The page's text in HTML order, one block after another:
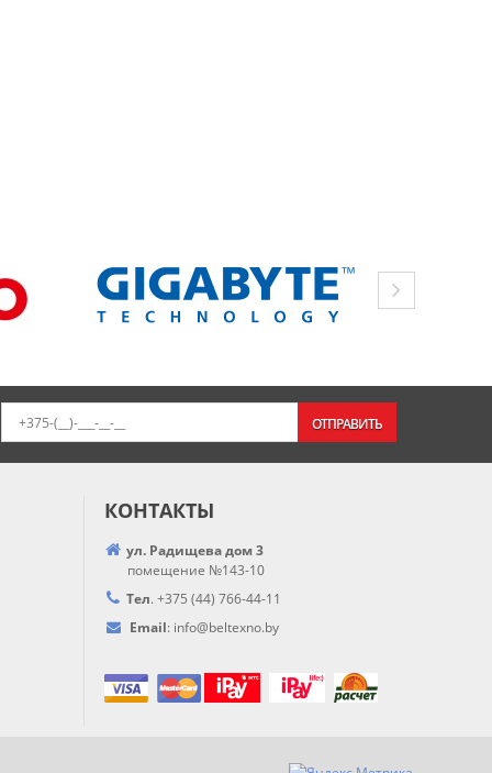
ОТПРАВИТЬ
КОНТАКТЫ
ул. Радищева дом 3
помещение №143-10
Тел. +375 (44) 766-44-11
Email: info@beltexno.by